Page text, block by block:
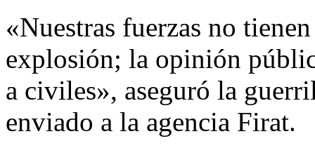
«Nuestras fuerzas no
explosión; la opinión
a civiles», aseguró la
enviado a la agencia Firat.